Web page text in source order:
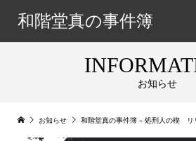
和階堂真の事件簿
お知らせ
お知らせ 和階堂真の事件簿 – 処刑人の楔 リ